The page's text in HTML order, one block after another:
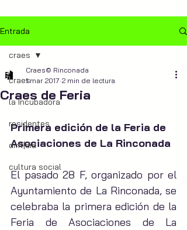
Entrada
craes
la Incubadora
residentes
dmt|did
cultura social
craes
Craes de Feria
Craes© Rinconada
1 mar 2017 2 min de lectura
Primera edición de la Feria de
Asociaciones de La Rinconada
El pasado 28 F, organizado por el
Ayuntamiento de La Rinconada, se
celebraba la primera edición de la
Feria de Asociaciones de La